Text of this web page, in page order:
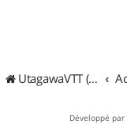
UtagawaVTT (Randos VTT et VTTAE avec traces GPS)
Développé par